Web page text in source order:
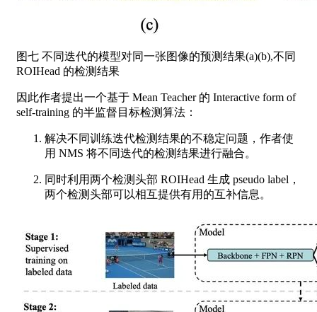
图七 不同迭代的模型对同一张图像的预测结果(a)(b),不同
ROIHead 的检测结果
因此作者提出一个基于 Mean Teacher 的 Interactive form of
self-training 的半监督目标检测算法：
解决不同训练迭代检测结果的不稳定问题，作者使
用 NMS 将不同迭代的检测结果进行融合。
同时利用两个检测头部 ROIHead 生成 pseudo label，
两个检测头部可以相互提供有用的互补信息。